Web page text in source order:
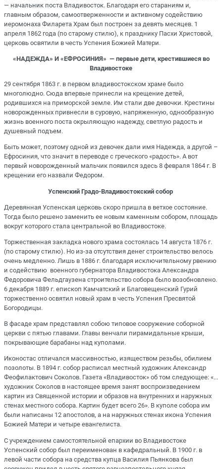
— начальник поста Владивосток. Благодаря его стараниям и,
главным образом, самоотверженности и активному содействию
иеромонаха Филарета Храм был построен за девять месяцев. 1
апреля 1862 года (по старому стилю), к празднику Пасхи Христовой,
церковь освятили в честь Успения Божией Матери.
«НАДЕЖДА» И «ЕФРОСИНИЯ» — первые дети, крестившиеся во
Владивостоке
29 сентября 1863 г. в первом владивостокском храме было
многолюдно. Сюда впервые принесли на крещение детей,
родившихся на приморской земле. Им стали две девочки. Крестины
новорожденных привнесли в суровую, напряженную, однообразную
жизнь военного поста окрыляющую надежду, светлую радость и
душевный подъем.
Быть может, поэтому одной из девочек дали имя Надежда, а другой –
Ефросиния, что значит в переводе с греческого «радость». А вот
первый новорожденный мальчик появился здесь 8 февраля 1864 г. В
крещении его назвали Федором.
Успенский Градо-Владивостокский собор
Деревянная Успенская церковь скоро пришла в ветхое состояние.
Тогда было решено заменить ее новым каменным собором, площадь
вокруг которого стала центральной во Владивостоке.
Торжественная закладка нового храма состоялась 14 августа 1876 г.
(по старому стилю). Но из-за отсутствия денег строительство велось
очень медленно. Лишь в 1886 г. благодаря исключительному рвению
и содействию военного губернатора Владивостока Александра
Федоровича Фельдгаузена строительство собора было возобновлено.
6 декабря 1889 г. епископ Камчатский и Благовещенский Гурий
торжественно освятил новый храм в честь Успения Пресвятой
Богородицы.
В фасаде храм представлял собою типовое сооружение соборной
церкви с пятью главами. Главы венчали пирамидальные крыши,
покрывающие барабаны над куполами.
Иконостас отличался массивностью, изяществом резьбы, обилием
позолоты. В 1894 г. собор расписал местный художник Александр
Феофилактович Соколов. Газета «Владивосток» об том следующее: «...
художник Соколов в настоящее время занят воспроизведением
картин из Священной истории и образов на внутренних и наружных
стенах местного собора. Картин будет всего 26». В куполе собора им
были написаны 12 апостолов, а на наружных стенах икона Успения
Божией Матери и четыре евангелиста.
С учреждением самостоятельной епархии во Владивостоке
Успенский собор был переименован в кафедральный. В 1900 г. в
левой части собора на средства купца Василия Пьянкова был